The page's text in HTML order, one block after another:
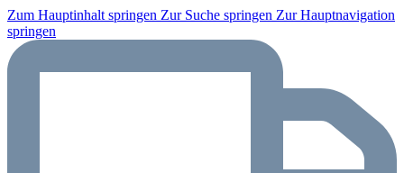
Zum Hauptinhalt springen Zur Suche springen Zur Hauptnavigation
springen